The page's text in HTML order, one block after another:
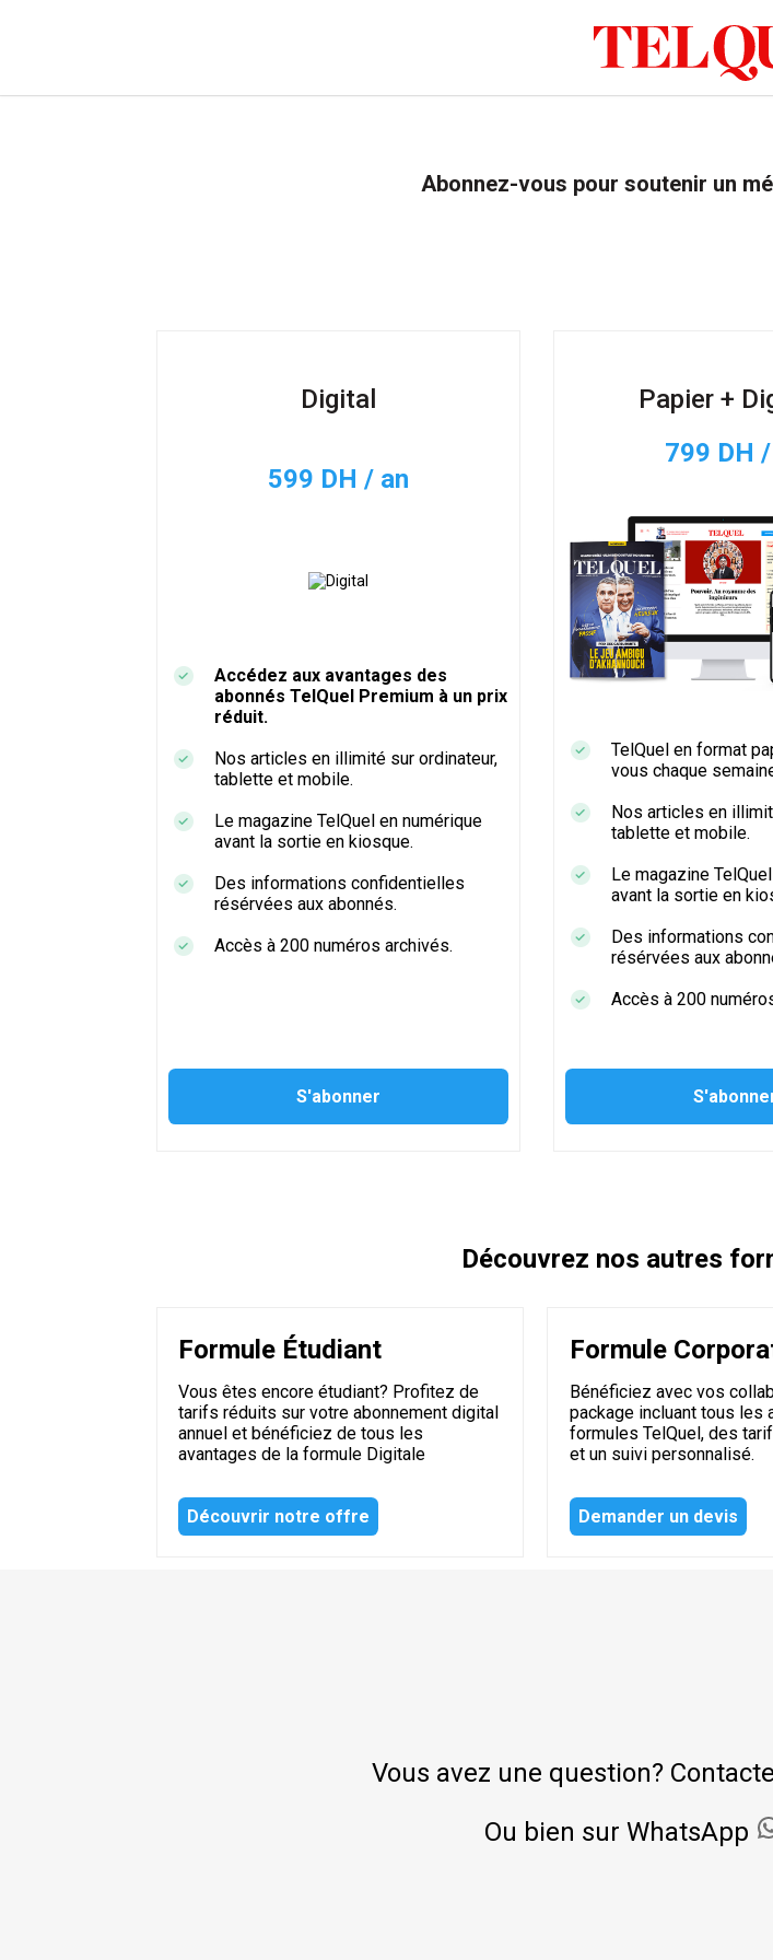
Abonnez-vous pour soutenir un
Digital
599 DH / an
Accédez aux avantages des
abonnés TelQuel Premium à un prix
réduit.
Nos articles en illimité sur ordinateur,
tablette et mobile.
Le magazine TelQuel en numérique
avant la sortie en kiosque.
Des informations confidentielles
résérvées aux abonnés.
Accès à 200 numéros archivés.
Papier +
799 DH
TelQuel en format
vous chaque
Nos articles en
tablette et mobile.
Le magazine
avant la sortie en
Des informations
résérvées aux
Accès à 200
Découvrez nos autres
Formule Étudiant
Vous êtes encore étudiant? Profitez de
tarifs réduits sur votre abonnement digital
annuel et bénéficiez de tous les
avantages de la formule Digitale
Découvrir notre offre
Formule
Bénéficiez avec vos
package incluant tous les
formules TelQuel, des
et un suivi personnalisé.
Demander un devis
Vous avez une question?
Ou bien sur WhatsApp